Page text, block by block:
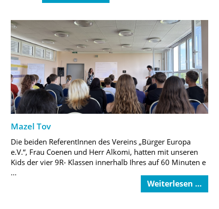
Mazel Tov
Die beiden ReferentInnen des Vereins „Bürger Europa
e.V.“, Frau Coenen und Herr Alkomi, hatten mit unseren
Kids der vier 9R- Klassen innerhalb Ihres auf 60 Minuten e
...
Weiterlesen …